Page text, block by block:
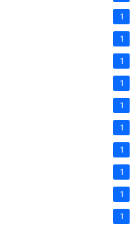
1
1
1
1
1
1
1
1
1
1